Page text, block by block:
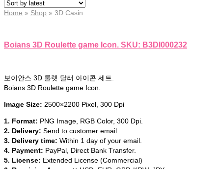
Home » Shop » 3D Casin
Boians 3D Roulette game Icon. SKU: B3DI000232
보이안스 3D 룰렛 달러 아이콘 세트.
Boians 3D Roulette game Icon.
Image Size: 2500×2200 Pixel, 300 Dpi
1. Format: PNG Image, RGB Color, 300 Dpi.
2. Delivery: Send to customer email.
3. Delivery time: Within 1 day of your email.
4. Payment: PayPal, Direct Bank Transfer.
5. License: Extended License (Commercial)